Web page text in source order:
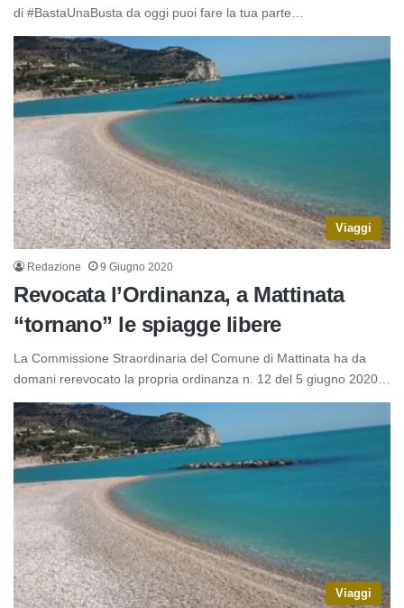
di #BastaUnaBusta da oggi puoi fare la tua parte…
Viaggi
Redazione 9 Giugno 2020
Revocata l’Ordinanza, a Mattinata
“tornano” le spiagge libere
La Commissione Straordinaria del Comune di Mattinata ha da
domani rerevocato la propria ordinanza n. 12 del 5 giugno 2020…
Viaggi